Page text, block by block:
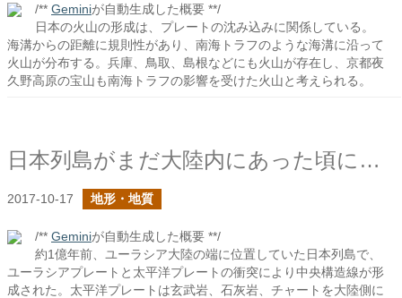
/** Geminiが自動生成した概要 **/
日本の火山の形成は、プレートの沈み込みに関係している。
海溝からの距離に規則性があり、南海トラフのような海溝に沿って
火山が分布する。兵庫、鳥取、島根などにも火山が存在し、京都夜
久野高原の宝山も南海トラフの影響を受けた火山と考えられる。
日本列島がまだ大陸内にあった頃に形成された中央構造線
2017-10-17 地形・地質
/** Geminiが自動生成した概要 **/
約1億年前、ユーラシア大陸の端に位置していた日本列島で、
ユーラシアプレートと太平洋プレートの衝突により中央構造線が形
成された。太平洋プレートは玄武岩、石灰岩、チャートを大陸側に